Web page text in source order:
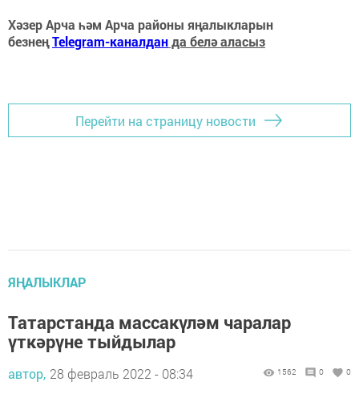
Хәзер Арча һәм Арча районы яңалыкларын
безнеңTelegram-каналданда белә аласыз
Перейти на страницу новости
ЯҢАЛЫКЛАР
Татарстанда массакүләм чаралар
үткәрүне тыйдылар
автор, 28 февраль 2022 - 08:34 1562 0 0